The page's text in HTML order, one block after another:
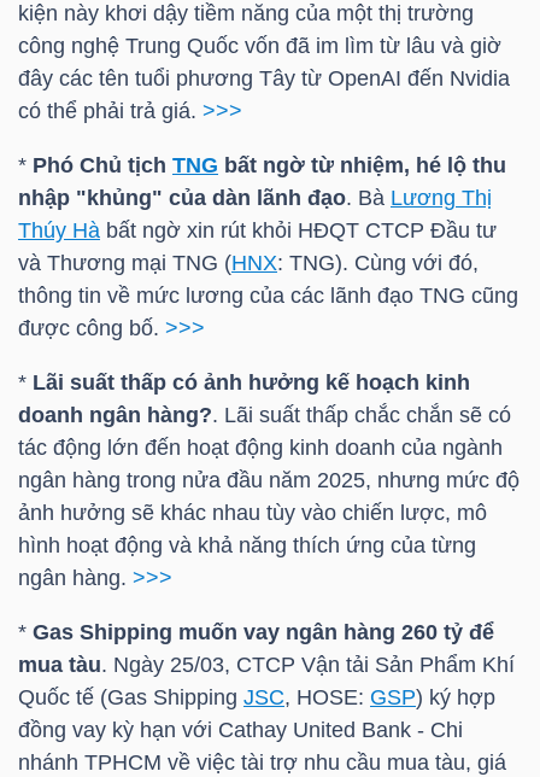
kiện này khơi dậy tiềm năng của một thị trường
công nghệ Trung Quốc vốn đã im lìm từ lâu và giờ
đây các tên tuổi phương Tây từ OpenAI đến Nvidia
có thể phải trả giá. >>>
* Phó Chủ tịch TNG bất ngờ từ nhiệm, hé lộ thu
nhập "khủng" của dàn lãnh đạo. Bà Lương Thị
Thúy Hà bất ngờ xin rút khỏi HĐQT CTCP Đầu tư
và Thương mại TNG (HNX: TNG). Cùng với đó,
thông tin về mức lương của các lãnh đạo TNG cũng
được công bố. >>>
* Lãi suất thấp có ảnh hưởng kế hoạch kinh
doanh ngân hàng?. Lãi suất thấp chắc chắn sẽ có
tác động lớn đến hoạt động kinh doanh của ngành
ngân hàng trong nửa đầu năm 2025, nhưng mức độ
ảnh hưởng sẽ khác nhau tùy vào chiến lược, mô
hình hoạt động và khả năng thích ứng của từng
ngân hàng. >>>
* Gas Shipping muốn vay ngân hàng 260 tỷ để
mua tàu. Ngày 25/03, CTCP Vận tải Sản Phẩm Khí
Quốc tế (Gas Shipping JSC, HOSE: GSP) ký hợp
đồng vay kỳ hạn với Cathay United Bank - Chi
nhánh TPHCM về việc tài trợ nhu cầu mua tàu, giá
YẾU
TIÊU
DÙNG
THIẾT
YẾU
CHĂM
SÓC
SỨC
KHỎE
TÀI
CHÍNH